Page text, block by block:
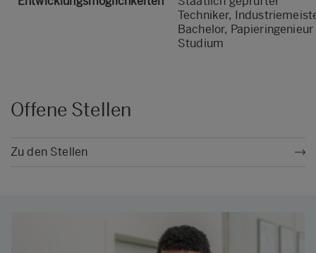
Techniker,
Bachelor, Papieringenieur
Studium
Offene Stellen
Zu den Stellen